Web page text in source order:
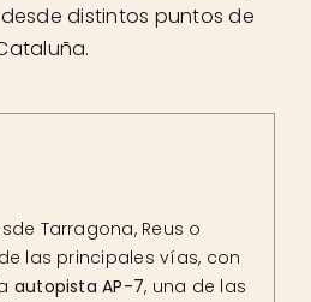
distintos puntos de
Tarragona, Reus o
las principales vías, con
autopista AP-7, una de las